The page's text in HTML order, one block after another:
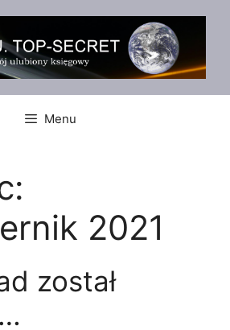
Menu
2021
został